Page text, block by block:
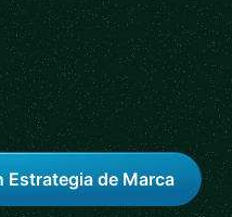
Estrategia de Marca